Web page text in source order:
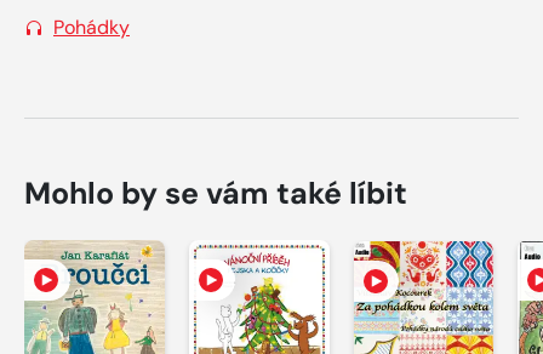
Pohádky
Mohlo by se vám také líbit